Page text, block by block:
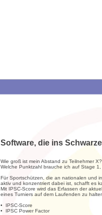
Software, die ins
Wie groß ist mein Abstand zu Teilnehmer X?
Welche Punktzahl brauche ich auf Stage
Für Sportschützen, die an nationalen und
aktiv und konzentriert dabei ist, schafft es
Mit IPSC-Score wird das Erfassen der
eines Turniers auf dem Laufenden zu
• IPSC-Score
• IPSC Power Factor